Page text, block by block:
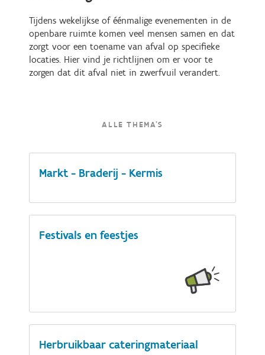
Tijdens wekelijkse of éénmalige evenementen in de
openbare ruimte komen veel mensen samen en dat
zorgt voor een toename van afval op specifieke
locaties. Hier vind je richtlijnen om er voor te
zorgen dat dit afval niet in zwerfvuil verandert.
ALLE THEMA'S
Markt - Braderij - Kermis
Festivals en feestjes
Herbruikbaar cateringmateriaal